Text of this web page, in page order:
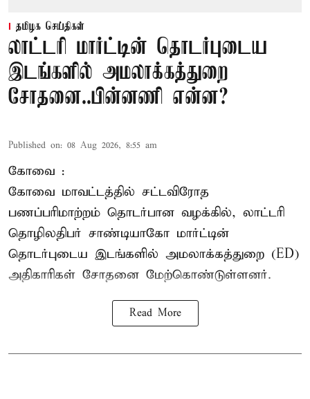
தமிழக செய்திகள்
லாட்டரி மார்ட்டின் தொடர்புடைய
இடங்களில் அமலாக்கத்துறை
சோதனை..பின்னணி என்ன?
Published on: 08 Aug 2026, 8:55 am
கோவை :
கோவை மாவட்டத்தில் சட்டவிரோத
பணப்பரிமாற்றம் தொடர்பான வழக்கில், லாட்டரி
தொழிலதிபர் சாண்டியாகோ மார்ட்டின்
தொடர்புடைய இடங்களில் அமலாக்கத்துறை (ED)
அதிகாரிகள் சோதனை மேற்கொண்டுள்ளனர்.
Read More